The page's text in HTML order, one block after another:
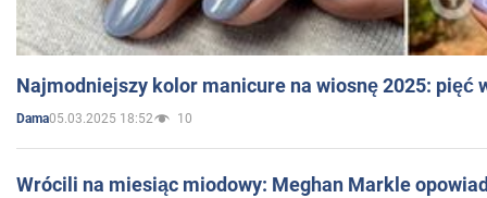
Najmodniejszy kolor manicure na wiosnę 2025: pięć
Dama05.03.2025 18:52 10
Wrócili na miesiąc miodowy: Meghan Markle